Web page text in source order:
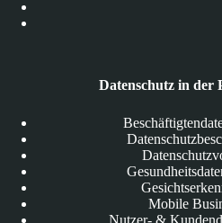
Datenschutz in der
Mobile
Nutzer- &